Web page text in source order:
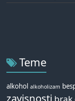
Teme
alkohol alkoholizam
zavisnosti